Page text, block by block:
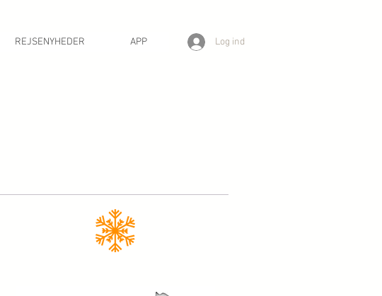
REJSENYHEDER APP Log ind